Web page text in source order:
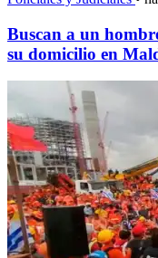
Buscan a un
su domicilio en